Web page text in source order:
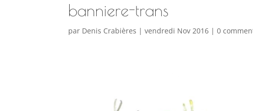
banniere-trans
par Denis Crabières |vendredi Nov 2016 |0